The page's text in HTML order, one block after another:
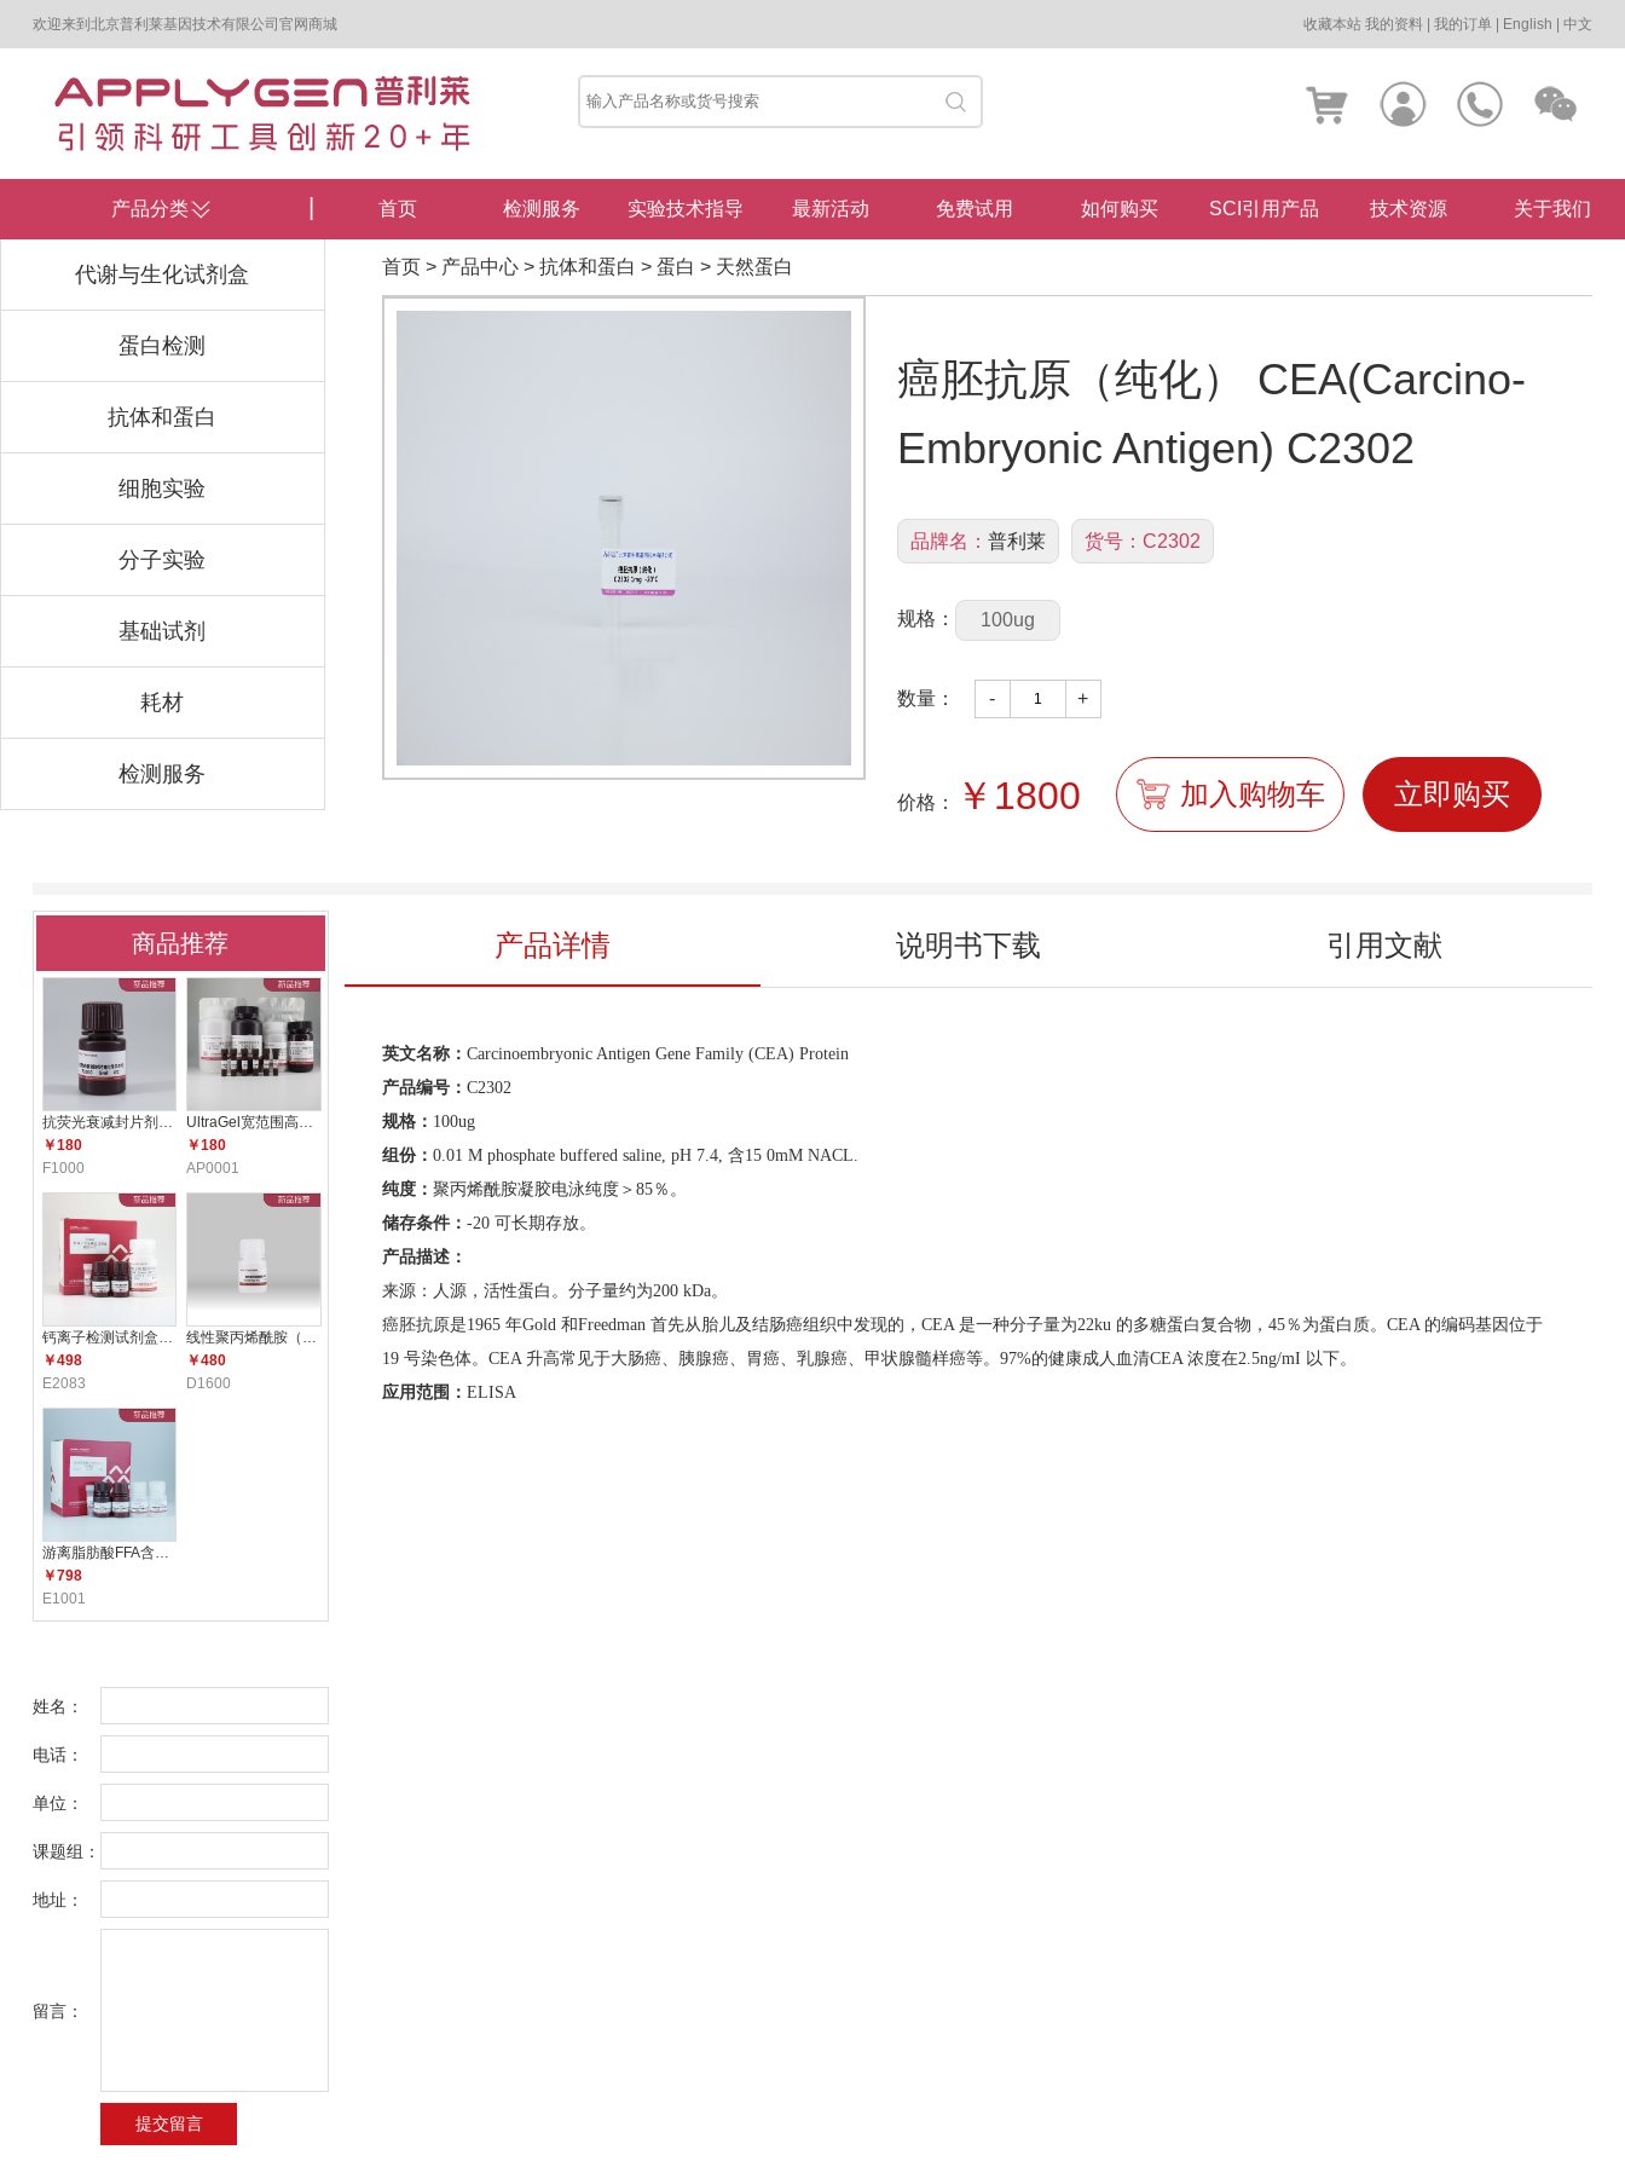
欢迎来到北京普利莱基因技术有限公司官网商城 收藏本站 我的资料 |我的订单 English |中文
产品分类
代谢与生化试剂盒
蛋白检测
抗体和蛋白
细胞实验
分子实验
基础试剂
耗材
检测服务
首页 检测服务 实验技术指导 最新活动 免费试用 如何购买 SCI引用产品 技术资源 关于我们
首页> 产品中心> 抗体和蛋白 > 蛋白 > 天然蛋白
癌胚抗原（纯化） CEA(Carcino-
Embryonic Antigen) C2302
品牌名： 普利莱 货号： C2302
规格： 100ug
数量： - +
价格： ￥ 1800 加入购物车 立即购买
产品详情 说明书下载 引用文献
英文名称： Carcinoembryonic Antigen Gene Family (CEA) Protein
产品编号： C2302
规格： 100ug
组份： 0.01 M phosphate buffered saline, pH 7.4, 含15 0mM NACL.
纯度： 聚丙烯酰胺凝胶电泳纯度＞ 85％。
储存条件： -20 可长期存放。
产品描述：
来源：人源，活性蛋白。分子量约为200 kDa。
癌胚抗原是1965 年Gold 和Freedman 首先从胎儿及结肠癌组织中发现的， CEA 是一种分子量为22ku 的多糖蛋白复合物， 45％为蛋白质。 CEA 的编码基因位于
19 号染色体。 CEA 升高常见于大肠癌、胰腺癌、胃癌、乳腺癌、甲状腺髓样癌等。 97%的健康成人血清CEA 浓度在2.5ng/mI 以下。
应用范围： ELISA
商品推荐
抗荧光衰减封片剂（含DAPI）F10
￥180
F1000
UltraGel宽范围高分辨配胶试剂
￥180
AP0001
钙离子检测试剂盒（比色法） E2
￥498
E2083
线性聚丙烯酰胺（LPA）（5mg/m
￥480
D1600
游离脂肪酸FFA含量测定试剂盒 E1
￥798
E1001
姓名：
电话：
单位：
课题组：
地址：
留言：